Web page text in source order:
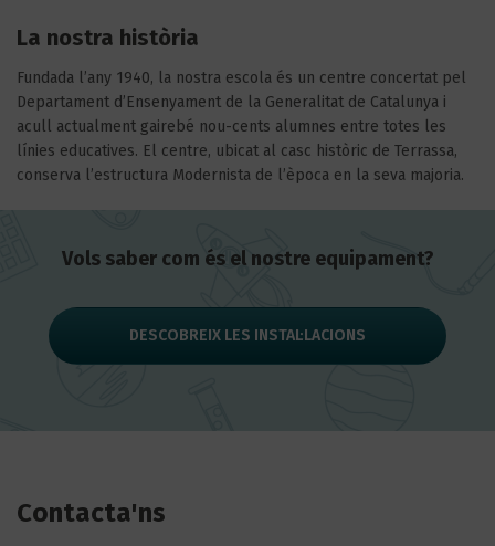
La nostra història
Fundada l’any 1940, la nostra escola és un centre concertat pel
Departament d’Ensenyament de la Generalitat de Catalunya i
acull actualment gairebé nou-cents alumnes entre totes les
línies educatives. El centre, ubicat al casc històric de Terrassa,
conserva l’estructura Modernista de l’època en la seva majoria.
Vols saber com és el nostre equipament?
DESCOBREIX LES INSTAL·LACIONS
Contacta'ns